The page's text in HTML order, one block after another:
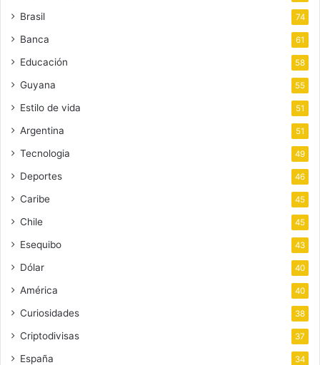
Brasil 74
Banca 61
Educación 58
Guyana 55
Estilo de vida 51
Argentina 51
Tecnologia 49
Deportes 46
Caribe 45
Chile 45
Esequibo 43
Dólar 40
América 40
Curiosidades 38
Criptodivisas 37
España 34